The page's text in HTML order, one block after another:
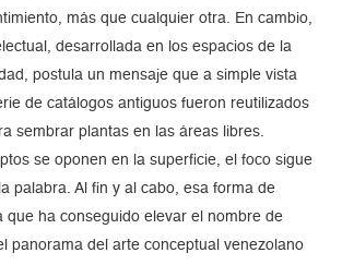
más que cualquier otra. En cambio,
desarrollada en los espacios de la
postula un mensaje que a simple vista
de catálogos antiguos fueron reutilizados
sembrar plantas en las áreas libres.
se oponen en la superficie, el foco sigue
palabra. Al fin y al cabo, esa forma de
que ha conseguido elevar el nombre de
panorama del arte conceptual venezolano